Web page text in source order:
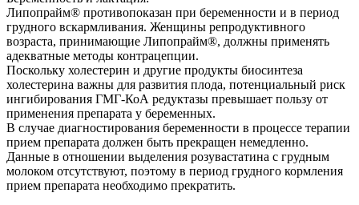
Липопрайм® противопоказан при беременности и в период
грудного вскармливания. Женщины репродуктивного
возраста, принимающие Липопрайм®, должны применять
адекватные методы контрацепции.
Поскольку холестерин и другие продукты биосинтеза
холестерина важны для развития плода, потенциальный риск
ингибирования ГМГ-КоА редуктазы превышает пользу от
применения препарата у беременных.
В случае диагностирования беременности в процессе терапии
прием препарата должен быть прекращен немедленно.
Данные в отношении выделения розувастатина с грудным
молоком отсутствуют, поэтому в период грудного кормления
прием препарата необходимо прекратить.